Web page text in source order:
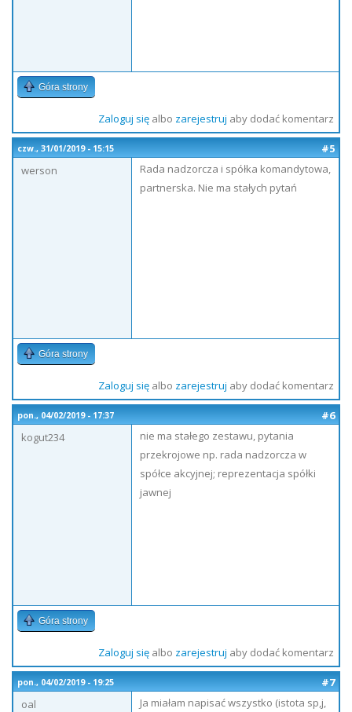
Góra strony
Zaloguj sięalbo zarejestruj aby dodać komentarz
czw., 31/01/2019 - 15:15
#5
werson
Rada nadzorcza i spółka komandytowa,
partnerska. Nie ma stałych pytań
Góra strony
Zaloguj sięalbo zarejestruj aby dodać komentarz
pon., 04/02/2019 - 17:37
#6
kogut234
nie ma stałego zestawu, pytania
przekrojowe np. rada nadzorcza w
spółce akcyjnej; reprezentacja spółki
jawnej
Góra strony
Zaloguj sięalbo zarejestruj aby dodać komentarz
pon., 04/02/2019 - 19:25
#7
oal
Ja miałam napisać wszystko (istota sp,j,